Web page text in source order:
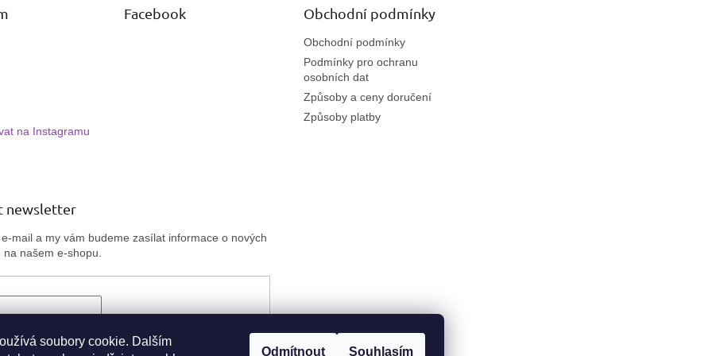
soubory cookie. Dalším
Odmítnout Souhlasím
na Instagramu
Facebook Obchodní podmínky
Obchodní podmínky
Podmínky pro ochranu
osobních dat
Způsoby a ceny doručení
Způsoby platby
newsletter
mail a my vám budeme zasílat informace o nových
našem e-shopu.
údajů